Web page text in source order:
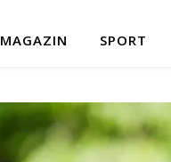
MAGAZIN SPORT